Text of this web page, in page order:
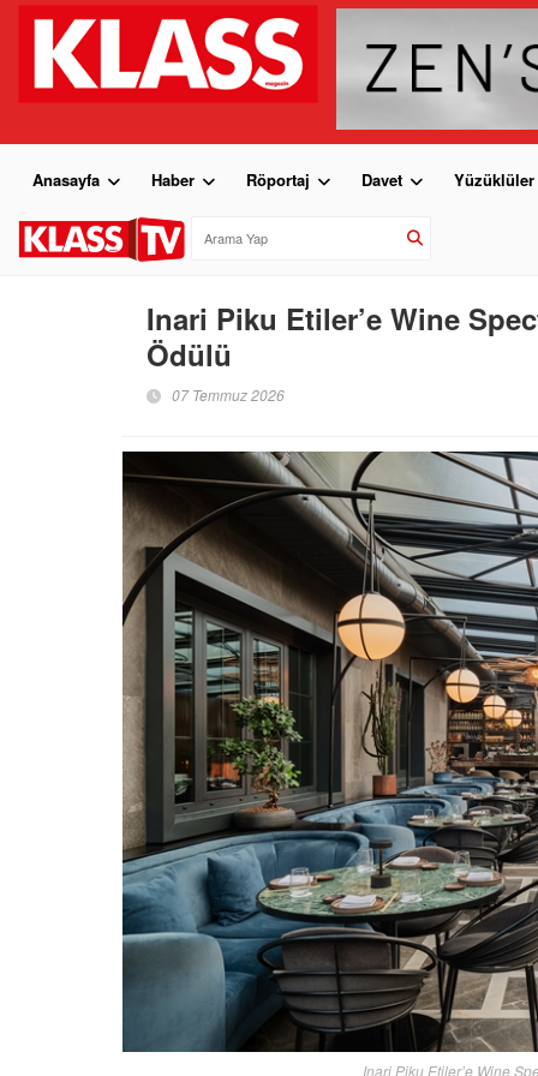
Anasayfa Haber Röportaj Davet
Inari Piku Etiler’e Wine
Ödülü
07 Temmuz 2026
Inari Piku Etiler’e Wine